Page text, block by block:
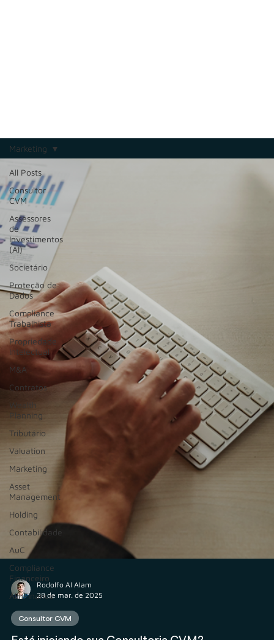
All Posts
Consultor
CVM
Assessores
de
Investimentos
(AI)
Societário
Proteção de
Dados
Compliance
Trabalhista
Propriedade
Intelectual
M&A
Contratos
Wealth
Planning
Tributário
Valuation
Marketing
Asset
Management
Holding
Contabilidade
AuC
Compliance
Financeiro
AIInFinance
Marketing
Rodolfo Al Alam
28 de mar. de 2025
Consultor CVM